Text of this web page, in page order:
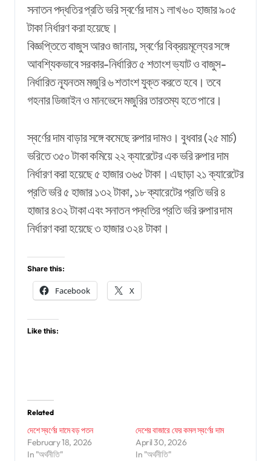
সনাতন পদ্ধতির প্রতি ভরি স্বর্ণের দাম ১ লাখ ৬০ হাজার ৯০৫
টাকা নির্ধারণ করা হয়েছে।
বিজ্ঞপ্তিতে বাজুস আরও জানায়, স্বর্ণের বিক্রয়মূল্যের সঙ্গে
আবশ্যিকভাবে সরকার-নির্ধারিত ৫ শতাংশ ভ্যাট ও বাজুস-
নির্ধারিত ন্যূনতম মজুরি ৬ শতাংশ যুক্ত করতে হবে। তবে
গহনার ডিজাইন ও মানভেদে মজুরির তারতম্য হতে পারে।
স্বর্ণের দাম বাড়ার সঙ্গে কমেছে রুপার দামও। বুধবার (২৫ মার্চ)
ভরিতে ৩৫০ টাকা কমিয়ে ২২ ক্যারেটের এক ভরি রুপার দাম
নির্ধারণ করা হয়েছে ৫ হাজার ৩৬৫ টাকা। এছাড়া ২১ ক্যারেটের
প্রতি ভরি ৫ হাজার ১৩২ টাকা, ১৮ ক্যারেটের প্রতি ভরি ৪
হাজার ৪৩২ টাকা এবং সনাতন পদ্ধতির প্রতি ভরি রুপার দাম
নির্ধারণ করা হয়েছে ৩ হাজার ৩২৪ টাকা।
Share this:
Facebook X
Like this:
Related
দেশে স্বর্ণের দামে বড় পতন
February 18, 2026
In "অর্থনীতি"
দেশের বাজারে ফের কমল স্বর্ণের দাম
April 30, 2026
In "অর্থনীতি"